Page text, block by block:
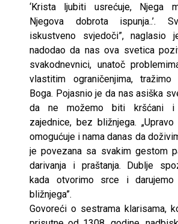
‘Krista ljubiti usrećuje, Njega
Njegova dobrota ispunja..’.
iskustveno svjedoči”, naglasio
nadodao da nas ova svetica
svakodnevnici, unatoč
vlastitim ograničenjima,
Boga. Pojasnio je da nas asiška
da ne možemo biti kršćani i
zajednice, bez bližnjega.
omogućuje i nama danas da
je povezana sa svakim gestom
darivanja i praštanja. Dublje
kada otvorimo srce i
bližnjega”.
Govoreći o sestrama klarisama,